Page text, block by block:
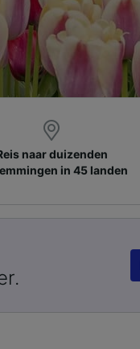
naar duizenden
in 45 landen